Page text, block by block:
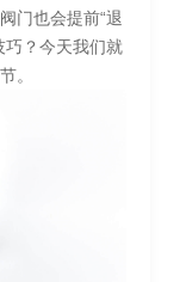
门也会提前“退
巧？今天我们就
。